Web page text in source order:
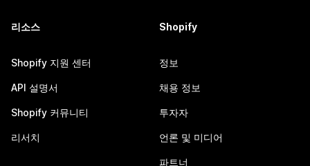
리소스
Shopify 지원 센터
API 설명서
Shopify 커뮤니티
리서치
Shopify
정보
채용 정보
투자자
언론 및 미디어
파트너